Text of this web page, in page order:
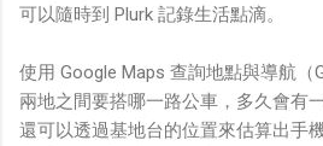
可以隨時到 Plurk 記錄生活點滴。
使用 Google Maps 查詢地點與導航（
兩地之間要搭哪一路公車，多久會有
還可以透過基地台的位置來估算出手